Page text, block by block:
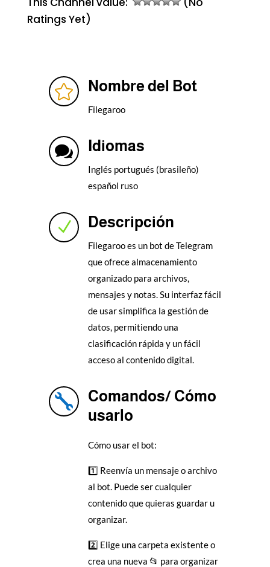
Ratings Yet)
 Nombre del Bot
Filegaroo
 Idiomas
Inglés portugués (brasileño)
español ruso
N Descripción
Filegaroo es un bot de Telegram
que ofrece almacenamiento
organizado para archivos,
mensajes y notas.Su interfaz fácil
de usar simplifica la gestión de
datos, permitiendo una
clasificación rápida y un fácil
acceso al contenido digital.

Comandos/ Cómo
usarlo
Cómo usar el bot:
1️⃣ Reenvía un mensaje o archivo
al bot. Puede ser cualquier
contenido que quieras guardar u
organizar.
2️⃣ Elige una carpeta existente o
crea una nueva 📂 para organizar